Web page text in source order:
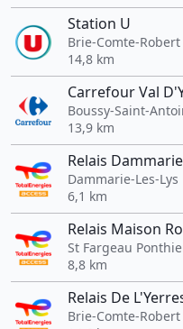
Station U
Brie-Comte-Robert
14,8 km
Carrefour Val
Boussy-Saint-
13,9 km
Relais
Dammarie-Les-Lys
6,1 km
Relais Maison
St Fargeau
8,8 km
Relais De
Brie-Comte-Robert